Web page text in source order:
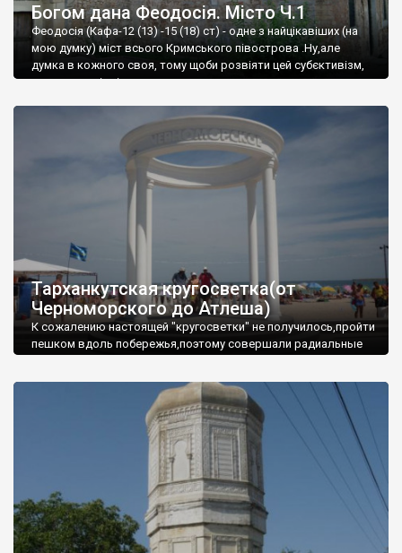
Богом дана Феодосія. Місто Ч.1
Феодосія (Кафа-12 (13) -15 (18) ст) - одне з найцікавіших (на
мою думку) міст всього Кримського півострова .Ну,але
думка в кожного своя, тому щоби розвіяти цей субєктивізм,
запрошую відвідати це
Тарханкутская кругосветка(от
Черноморского до Атлеша)
К сожалению настоящей "кругосветки" не получилось,пройти
пешком вдоль побережья,поэтому совершали радиальные